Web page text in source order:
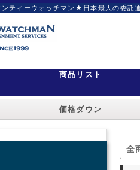
ティーウォッチマン★日本最大の委託
商品リスト
価格ダウン
全